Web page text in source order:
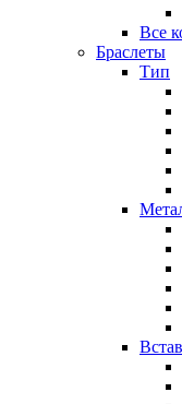
Все
Браслеты
Тип